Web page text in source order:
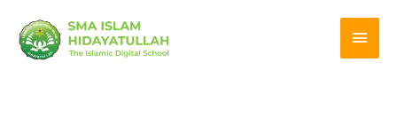
content
Main